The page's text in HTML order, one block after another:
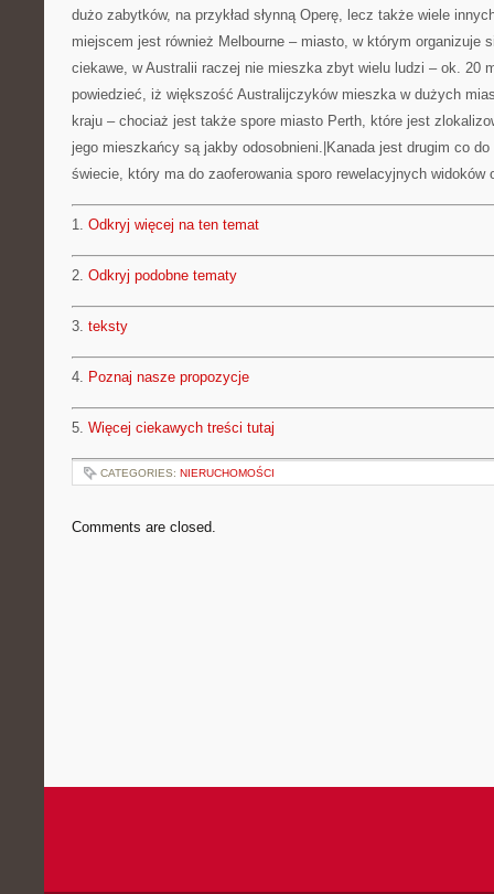
dużo zabytków, na przykład słynną Operę, lecz także wiele
miejscem jest również Melbourne – miasto, w którym organizuje
ciekawe, w Australii raczej nie mieszka zbyt wielu ludzi – ok. 20
powiedzieć, iż większość Australijczyków mieszka w dużych
kraju – chociaż jest także spore miasto Perth, które jest
jego mieszkańcy są jakby odosobnieni.|Kanada jest drugim co
świecie, który ma do zaoferowania sporo rewelacyjnych widoków
1. Odkryj więcej na ten temat
2. Odkryj podobne tematy
3. teksty
4. Poznaj nasze propozycje
5. Więcej ciekawych treści tutaj
CATEGORIES: NIERUCHOMOŚCI
Comments are closed.